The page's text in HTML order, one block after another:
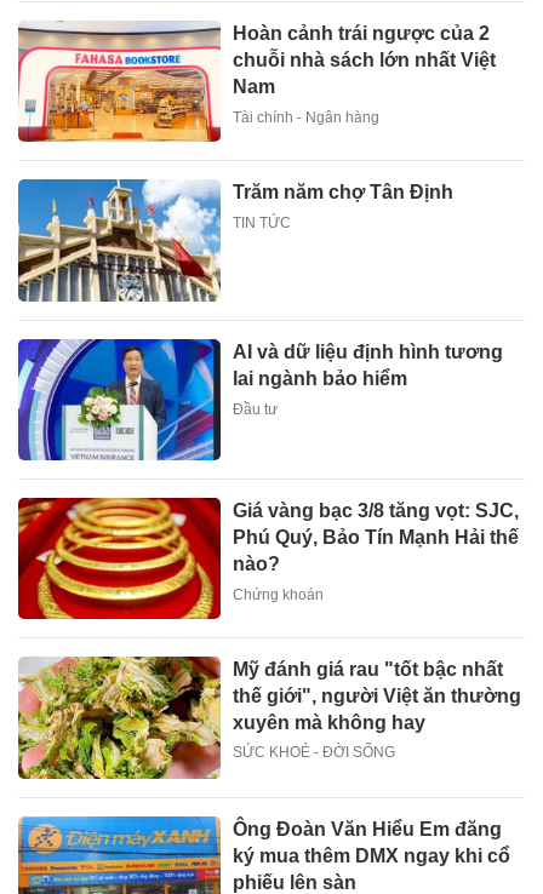
Hoàn cảnh trái ngược của 2
chuỗi nhà sách lớn nhất Việt
Nam
Tài chính - Ngân hàng
Trăm năm chợ Tân Định
TIN TỨC
AI và dữ liệu định hình tương
lai ngành bảo hiểm
Đầu tư
Giá vàng bạc 3/8 tăng vọt: SJC,
Phú Quý, Bảo Tín Mạnh Hải thế
nào?
Chứng khoán
Mỹ đánh giá rau "tốt bậc nhất
thế giới", người Việt ăn thường
xuyên mà không hay
SỨC KHOẺ - ĐỜI SỐNG
Ông Đoàn Văn Hiểu Em đăng
ký mua thêm DMX ngay khi cổ
phiếu lên sàn